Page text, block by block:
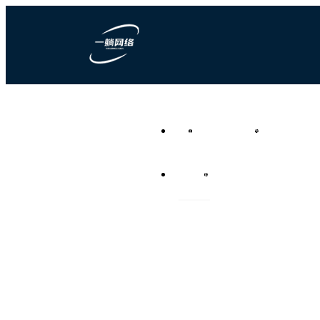
负责任的全网营销代运营公
首页 营销型网站建设 竞价推广代运
资讯频道